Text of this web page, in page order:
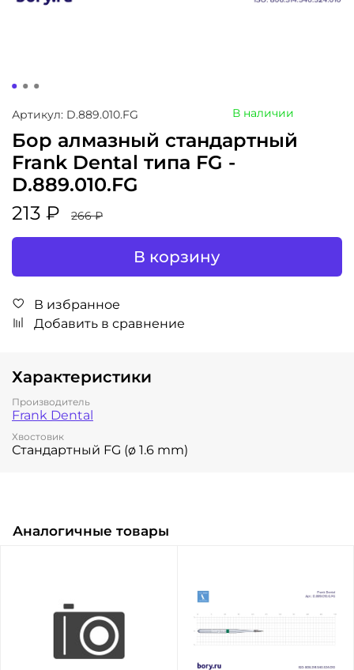
Артикул: D.889.010.FG В наличии
Бор алмазный стандартный
Frank Dental типа FG -
D.889.010.FG
213 ₽
266 ₽
В корзину
В избранное
Добавить в сравнение
Характеристики
Производитель
Frank Dental
Хвостовик
Стандартный FG (ø 1.6 mm)
Аналогичные товары